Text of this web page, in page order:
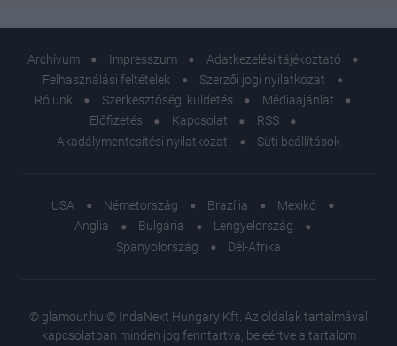
Archívum Impresszum
Adatkezelési tájékoztató
Felhasználási feltételek
Szerzői jogi nyilatkozat
Rólunk
Szerkesztőségi küldetés
Médiaajánlat
Előfizetés
Kapcsolat
RSS
Akadálymentesítési nyilatkozat
Süti beállítások
USA Németország Brazília
Mexikó
Anglia
Bulgária
Lengyelország
Spanyolország
Dél-Afrika
© glamour.hu © IndaNext Hungary Kft. Az oldalak tartalmával
kapcsolatban minden jog fenntartva, beleértve a tartalom